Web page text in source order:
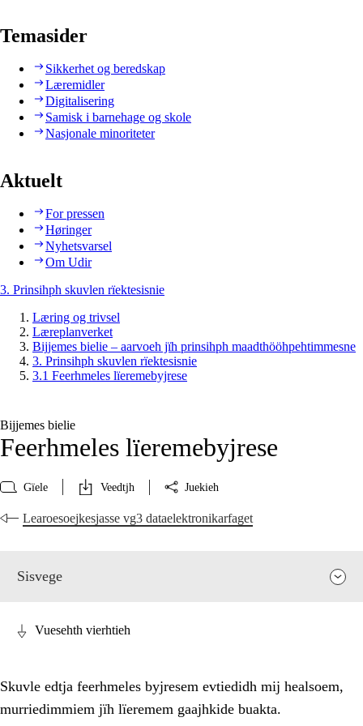
Temasider
Sikkerhet og beredskap
Læremidler
Digitalisering
Samisk i barnehage og skole
Nasjonale minoriteter
Aktuelt
For pressen
Høringer
Nyhetsvarsel
Om Udir
3. Prinsihph skuvlen rïektesisnie
Læring og trivsel
Læreplanverket
Bijjemes bielie – aarvoeh jïh prinsihph maadthööhpehtimmesne
3. Prinsihph skuvlen rïektesisnie
3.1 Feerhmeles lïeremebyjrese
Bijjemes bielie
Feerhmeles lïeremebyjrese
Gïele Veedtjh Juekieh
Learoesoejkesjasse vg3 dataelektronikarfaget
Sisvege
Vuesehth vierhtieh
Skuvle edtja feerhmeles byjresem evtiedidh mij healsoem,
murriedimmiem jïh lïeremem gaajhkide buakta.